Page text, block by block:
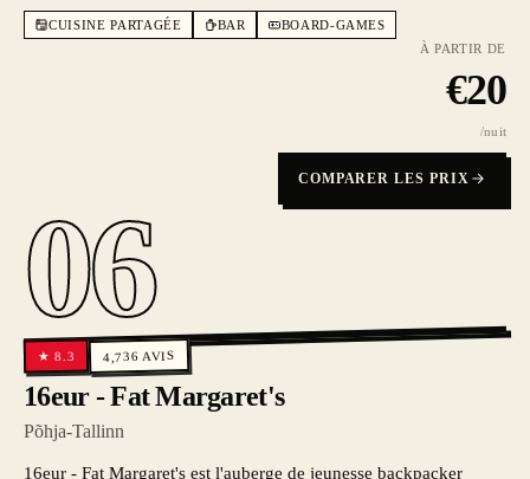
CUISINE PARTAGÉE BAR
BOARD-GAMES
À PARTIR DE
€20
/nuit
COMPARER LES PRIX
06
★8.3 4,736 AVIS
16eur - Fat Margaret's
Põhja-Tallinn
16eur - Fat Margaret's est l'auberge de jeunesse backpacker